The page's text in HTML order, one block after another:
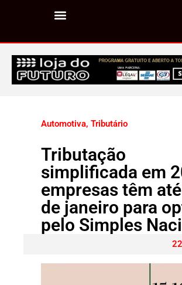
Automotiva, Tributário
Tributação
simplificada em
empresas têm
de janeiro para
pelo Simples